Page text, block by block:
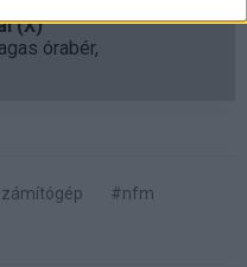
(X)
órabér,
#nfm